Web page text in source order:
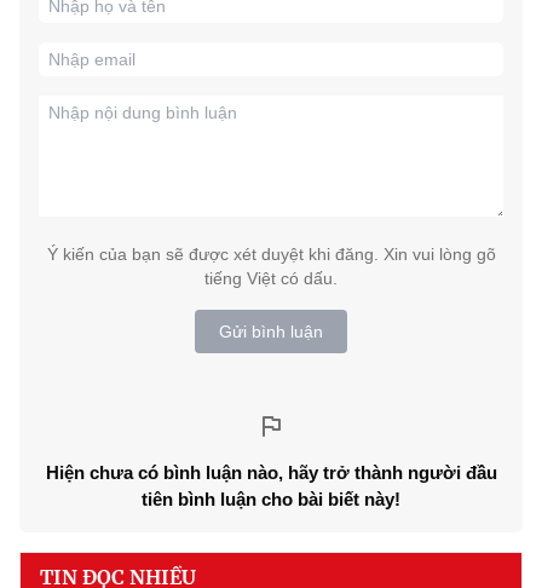
Ý kiến của bạn sẽ được xét duyệt khi đăng. Xin vui lòng gõ
tiếng Việt có dấu.
Gửi bình luận
Hiện chưa có bình luận nào, hãy trở thành người đầu
tiên bình luận cho bài biết này!
TIN ĐỌC NHIỀU